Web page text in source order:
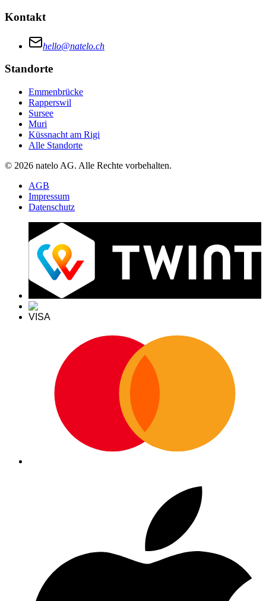
Kontakt
hello@natelo.ch
Standorte
Emmenbrücke
Rapperswil
Sursee
Muri
Küssnacht am Rigi
Alle Standorte
© 2026 natelo AG. Alle Rechte vorbehalten.
AGB
Impressum
Datenschutz
VISA